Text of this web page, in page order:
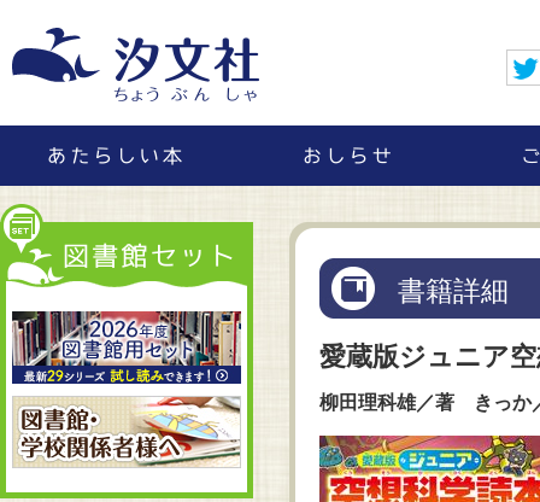
書籍詳細
愛蔵版ジュニア
柳田理科雄／著 きっか